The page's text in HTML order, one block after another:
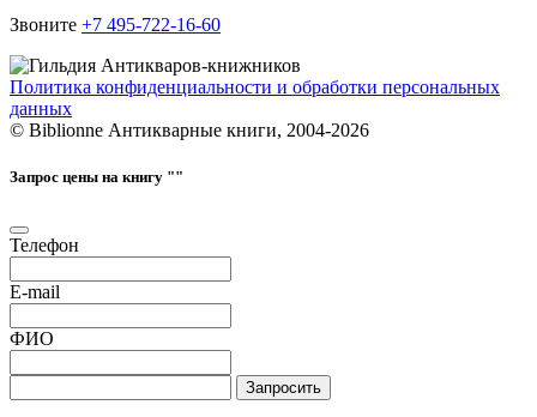
Звоните +7 495-722-16-60
Политика конфиденциальности и обработки персональных
данных
© Biblionne Антикварные книги, 2004-2026
Запрос цены на книгу ""
Телефон
E-mail
ФИО
Запросить